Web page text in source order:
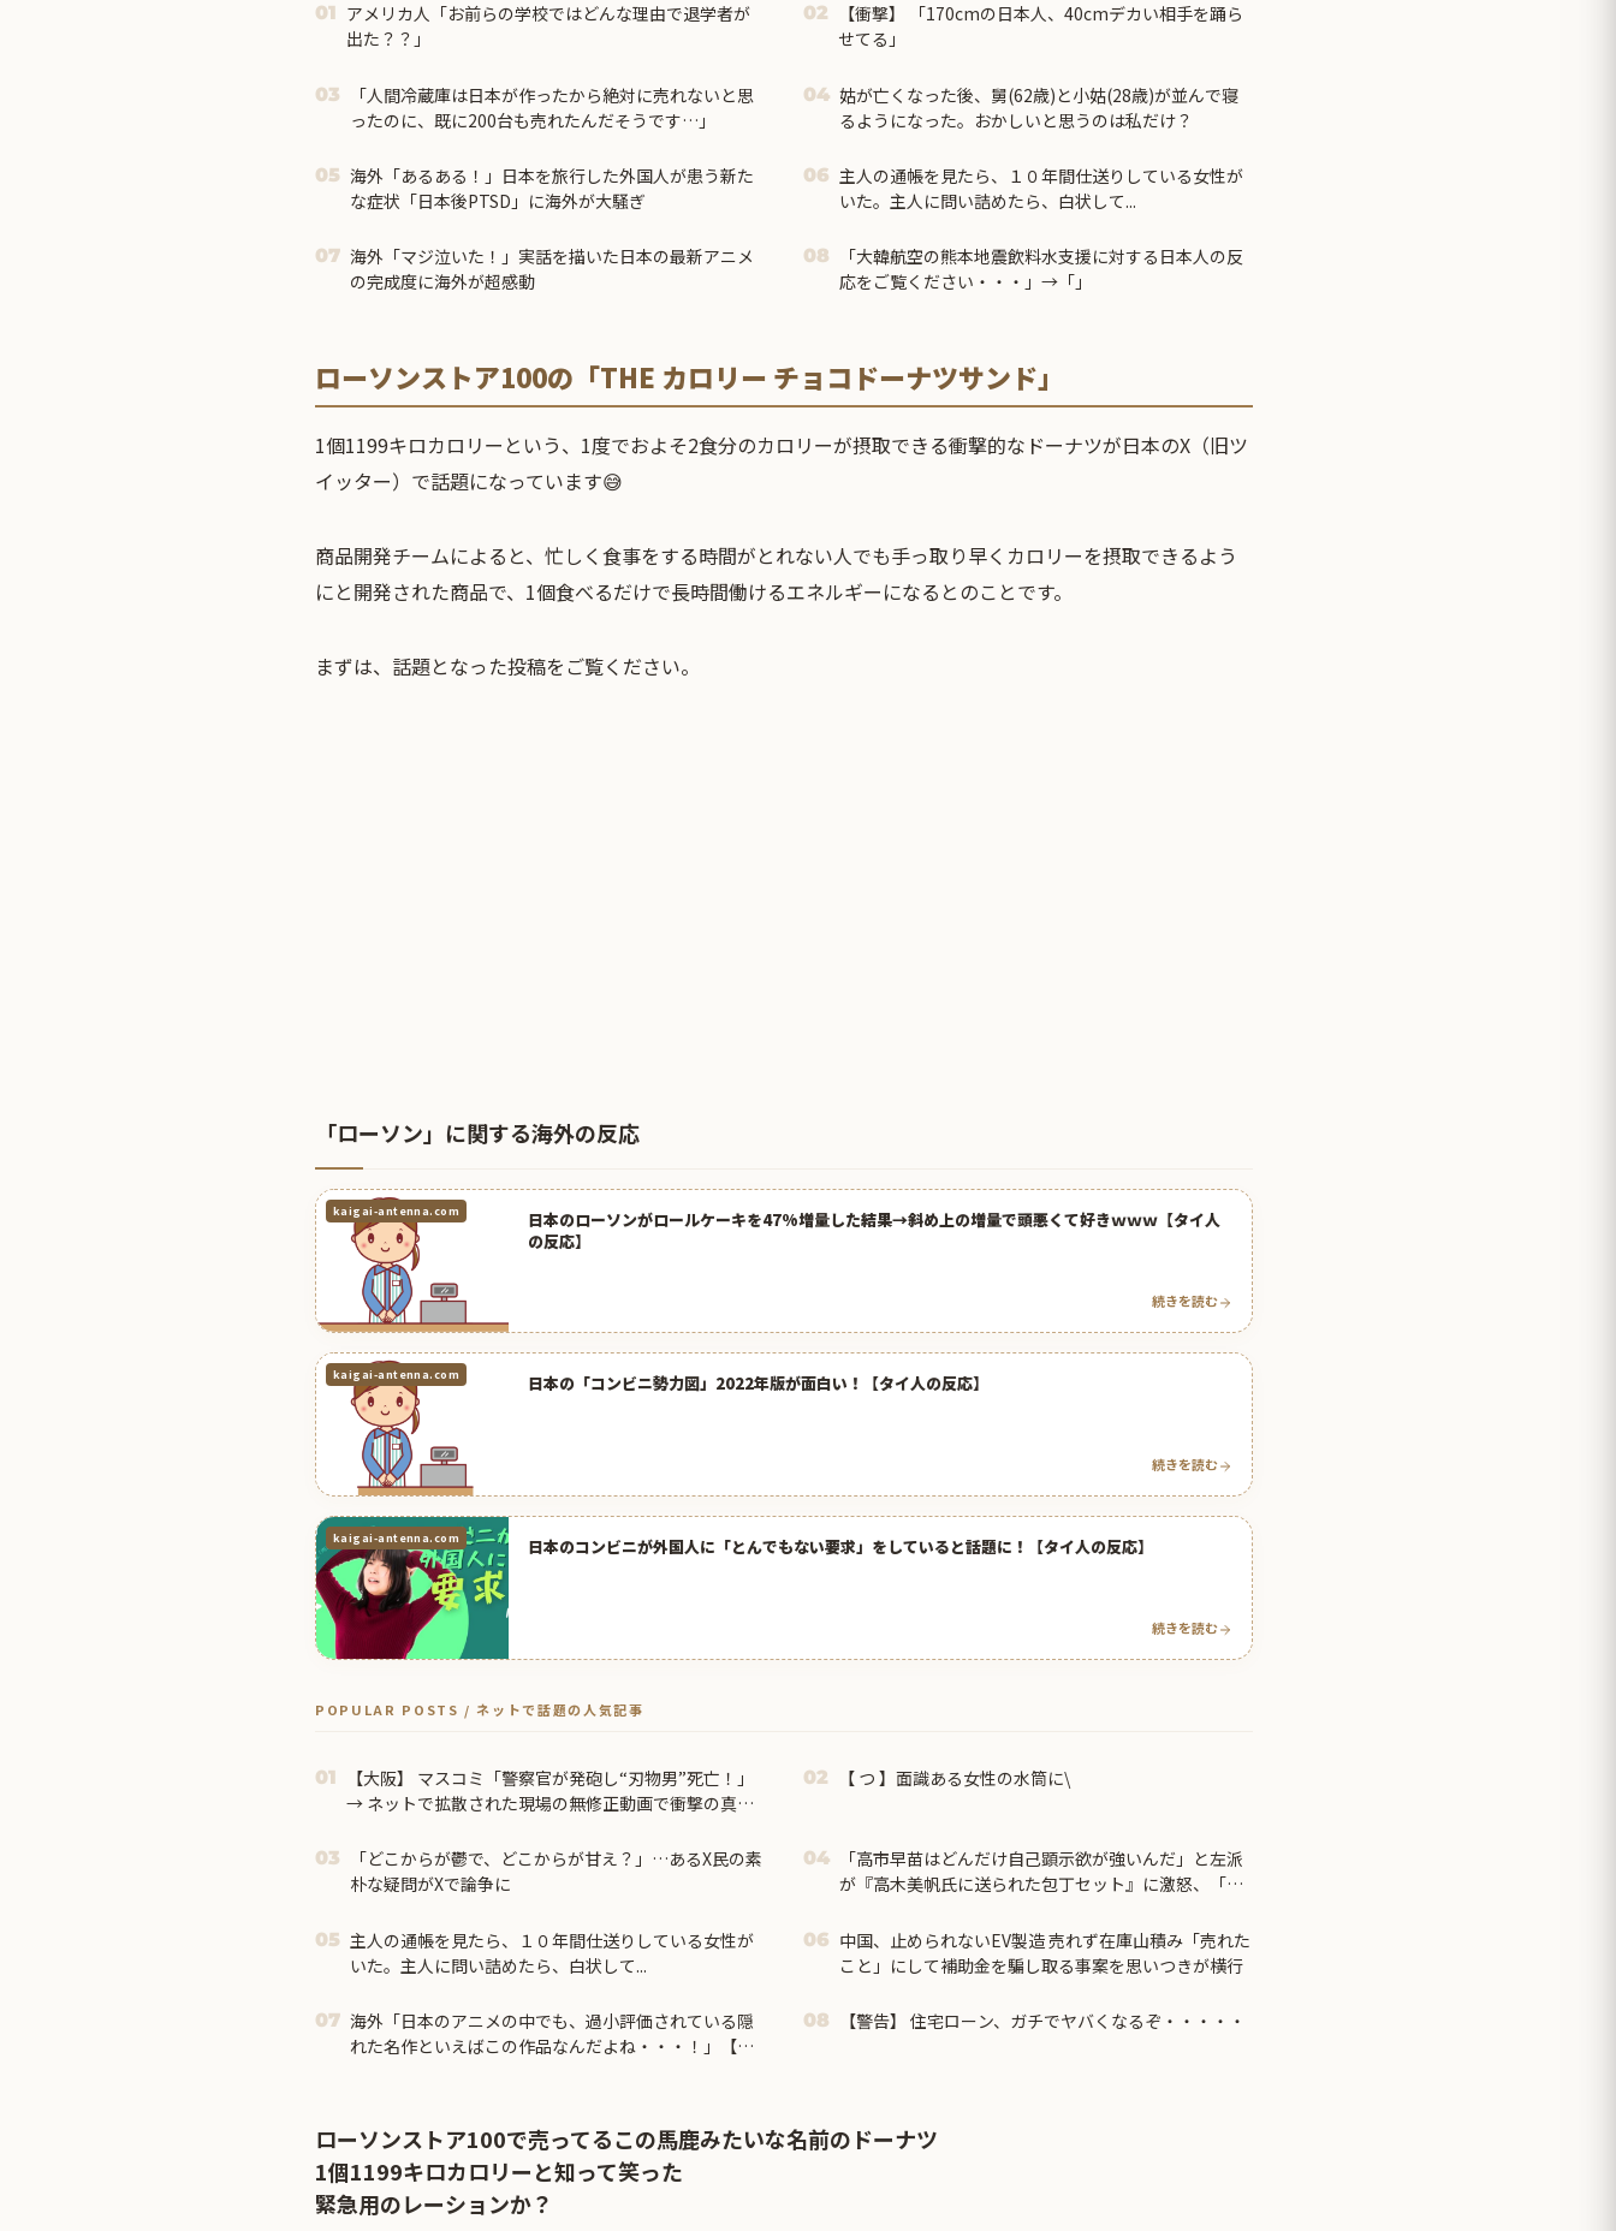
01 アメリカ人「お前らの学校ではどんな理由で退学者が
出た？？」
02
【衝撃】 「170cmの日本人、40cmデカい相手を踊ら
せてる」
03
「人間冷蔵庫は日本が作ったから絶対に売れないと思
ったのに、既に200台も売れたんだそうです…」
04 姑が亡くなった後、舅(62歳)と小姑(28歳)が並んで寝
るようになった。おかしいと思うのは私だけ？
05 海外「あるある！」日本を旅行した外国人が患う新た
な症状「日本後PTSD」に海外が大騒ぎ
06 主人の通帳を見たら、１０年間仕送りしている女性が
いた。主人に問い詰めたら、白状して...
07 海外「マジ泣いた！」実話を描いた日本の最新アニメ
の完成度に海外が超感動
08
「大韓航空の熊本地震飲料水支援に対する日本人の反
応をご覧ください・・・」→「」
ローソンストア100の「THE カロリー チョコドーナツサンド」
1個1199キロカロリーという、1度でおよそ2食分のカロリーが摂取できる衝撃的なドーナツが日本のX（旧ツ
イッター）で話題になっています😅
商品開発チームによると、忙しく食事をする時間がとれない人でも手っ取り早くカロリーを摂取できるよう
にと開発された商品で、1個食べるだけで長時間働けるエネルギーになるとのことです。
まずは、話題となった投稿をご覧ください。
「ローソン」に関する海外の反応
kaigai-antenna.com
日本のローソンがロールケーキを47%増量した結果→斜め上の増量で頭悪くて好きｗｗｗ【タイ人
の反応】
続きを読む
kaigai-antenna.com 日本の「コンビニ勢力図」2022年版が面白い！【タイ人の反応】
続きを読む
kaigai-antenna.com 日本のコンビニが外国人に「とんでもない要求」をしていると話題に！【タイ人の反応】
続きを読む
POPULAR POSTS / ネットで話題の人気記事
01
【大阪】 マスコミ「警察官が発砲し“刃物男”死亡！」
→ ネットで拡散された現場の無修正動画で衝撃の真相
02 【 つ 】面識ある女性の水筒に\
03
「どこからが鬱で、どこからが甘え？」…あるX民の素
朴な疑問がXで論争に
04
「高市早苗はどんだけ自己顕示欲が強いんだ」と左派
が『高木美帆氏に送られた包丁セット』に激怒、「こ
05 主人の通帳を見たら、１０年間仕送りしている女性が
いた。主人に問い詰めたら、白状して...
06 中国、止められないEV製造 売れず在庫山積み「売れた
こと」にして補助金を騙し取る事案を思いつきが横行
07 海外「日本のアニメの中でも、過小評価されている隠
れた名作といえばこの作品なんだよね・・・！」【海
08 【警告】 住宅ローン、ガチでヤバくなるぞ・・・・・
ローソンストア100で売ってるこの馬鹿みたいな名前のドーナツ
1個1199キロカロリーと知って笑った
緊急用のレーションか？